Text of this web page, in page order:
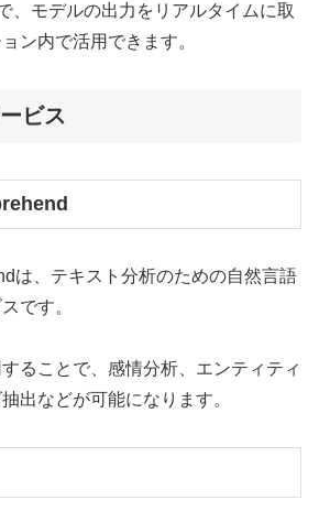
、モデルの出力をリアルタイムに取
ン内で活用できます。
ビス
は、テキスト分析のための自然言語
です。
ることで、感情分析、エンティティ
出などが可能になります。